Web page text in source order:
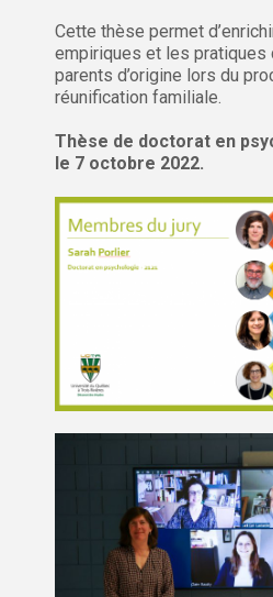
Cette thèse permet
empiriques et les pratiques
parents d’origine lors du
réunification familiale.
Thèse de doctorat en
le 7 octobre 2022.